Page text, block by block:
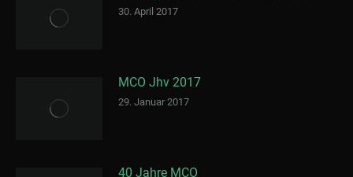
30. April 2017
MCO Jhv 2017
29. Januar 2017
40 Jahre MCO